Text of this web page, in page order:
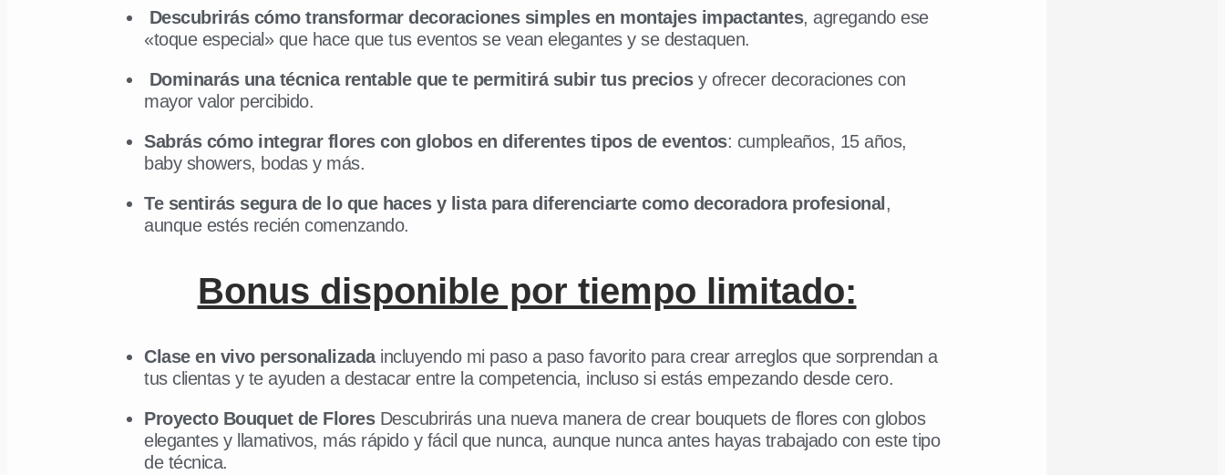
Descubrirás cómo transformar decoraciones simples en montajes impactantes, agregando ese
«toque especial» que hace que tus eventos se vean elegantes y se destaquen.
Dominarás una técnica rentable que te permitirá subir tus preciosy ofrecer decoraciones con
mayor valor percibido.
Sabrás cómo integrar flores con globos en diferentes tipos de eventos: cumpleaños, 15 años,
baby showers, bodas y más.
Te sentirás segura de lo que haces y lista para diferenciarte como decoradora profesional,
aunque estés recién comenzando.
Bonus disponible por tiempo limitado:
Clase en vivo personalizada incluyendo mi paso a paso favorito para crear arreglos que sorprendan a
tus clientas y te ayuden a destacar entre la competencia, incluso si estás empezando desde cero.
Proyecto Bouquet de Flores Descubrirás una nueva manera de crear bouquets de flores con globos
elegantes y llamativos, más rápido y fácil que nunca, aunque nunca antes hayas trabajado con este tipo
de técnica.